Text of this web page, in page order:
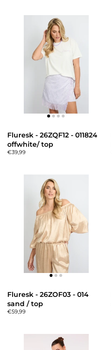
Fluresk - 26ZQF12 - 011824
offwhite/ top
€39,99
Fluresk - 26ZOF03 - 014
sand / top
€59,99